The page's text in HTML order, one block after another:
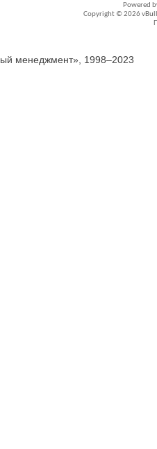
Powered
Copyright © 2026
менеджмент», 1998–2023